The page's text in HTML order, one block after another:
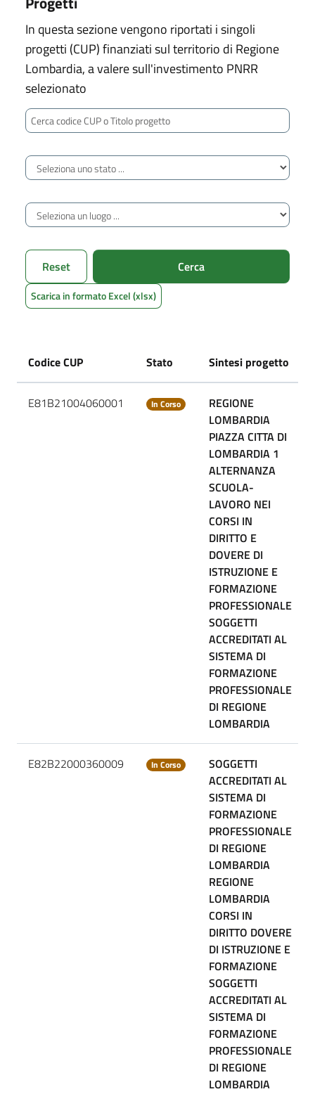
In questa sezione vengono riportati i singoli
progetti (CUP) finanziati sul territorio di Regione
Lombardia, a valere sull'investimento PNRR
selezionato
Cerca codice CUP o Titolo progetto
Stato avanzamento
Luogo di territorializzazione
Reset Cerca
Scarica in formato Excel (xlsx)
Codice CUP Stato Sintesi progetto
E81B21004060001 In Corso
REGIONE
LOMBARDIA
PIAZZA CITTA DI
LOMBARDIA 1
ALTERNANZA
SCUOLA-
LAVORO NEI
CORSI IN
DIRITTO E
DOVERE DI
ISTRUZIONE E
FORMAZIONE
PROFESSIONALE
SOGGETTI
ACCREDITATI AL
SISTEMA DI
FORMAZIONE
PROFESSIONALE
DI REGIONE
LOMBARDIA
E82B22000360009 In Corso
SOGGETTI
ACCREDITATI AL
SISTEMA DI
FORMAZIONE
PROFESSIONALE
DI REGIONE
LOMBARDIA
REGIONE
LOMBARDIA
CORSI IN
DIRITTO DOVERE
DI ISTRUZIONE E
FORMAZIONE
SOGGETTI
ACCREDITATI AL
SISTEMA DI
FORMAZIONE
PROFESSIONALE
DI REGIONE
LOMBARDIA